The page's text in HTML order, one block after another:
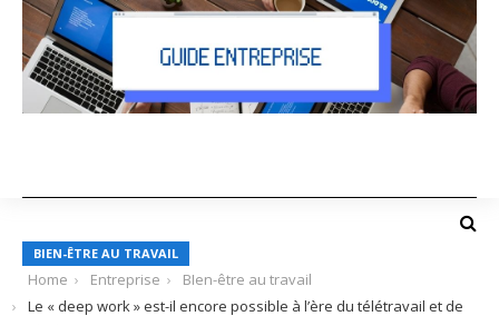
BIEN-ÊTRE AU TRAVAIL
Home Entreprise
BIen-être au travail
Le « deep work » est-il encore possible à l’ère du télétravail et de